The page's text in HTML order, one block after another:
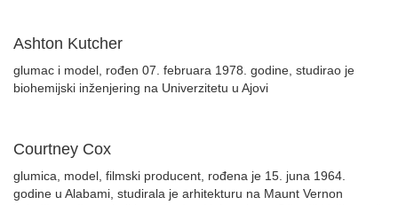
Ashton Kutcher
glumac i model, rođen 07. februara 1978. godine, studirao je
biohemijski inženjering na Univerzitetu u Ajovi
Courtney Cox
glumica, model, filmski producent, rođena je 15. juna 1964.
godine u Alabami, studirala je arhitekturu na Maunt Vernon